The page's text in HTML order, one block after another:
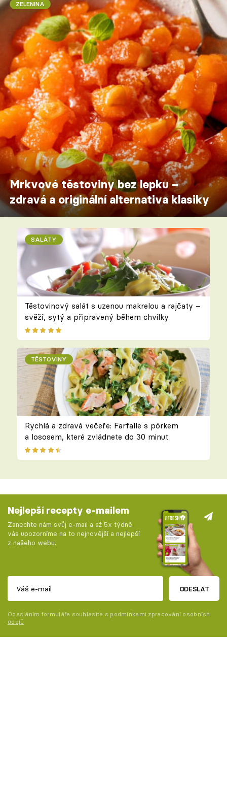
ZELENINA
Mrkvové těstoviny bez lepku –
zdravá a originální alternativa klasiky
SALÁTY
Těstovinový salát s uzenou makrelou a rajčaty –
svěží, sytý a připravený během chvilky
TĚSTOVINY
Rychlá a zdravá večeře: Farfalle s pórkem
a lososem, které zvládnete do 30 minut
Nejlepší recepty e-mailem
Zanechte nám svůj e-mail a až 5x týdně
vás upozorníme na to nejnovější a nejlepší
z našeho webu.
ODESLAT
Odesláním formuláře souhlasíte s podmínkami zpracování osobních
údajů